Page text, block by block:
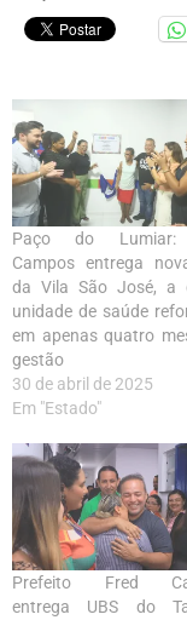
Paço do Lumiar:
Campos entrega
da Vila São José, a
unidade de saúde
em apenas quatro
gestão
30 de abril de 2025
Em "Estado"
Prefeito Fred
entrega UBS do